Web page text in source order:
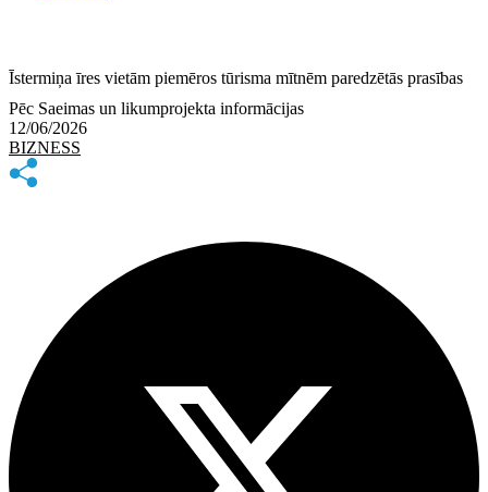
Īstermiņa īres vietām piemēros tūrisma mītnēm paredzētās prasības
Pēc Saeimas un likumprojekta informācijas
12/06/2026
BIZNESS